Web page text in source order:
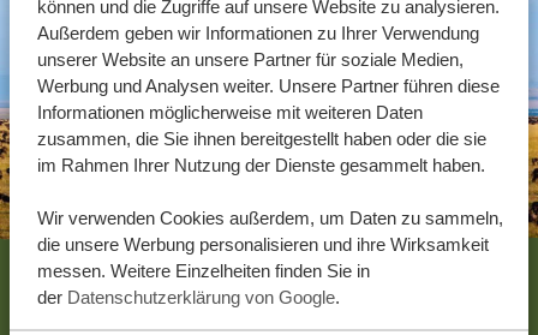
können und die Zugriffe auf unsere Website zu analysieren.
Außerdem geben wir Informationen zu Ihrer Verwendung
unserer Website an unsere Partner für soziale Medien,
Werbung und Analysen weiter. Unsere Partner führen diese
Informationen möglicherweise mit weiteren Daten
zusammen, die Sie ihnen bereitgestellt haben oder die sie
im Rahmen Ihrer Nutzung der Dienste gesammelt haben.
Wir verwenden Cookies außerdem, um Daten zu sammeln,
die unsere Werbung personalisieren und ihre Wirksamkeit
messen. Weitere Einzelheiten finden Sie in
der Datenschutzerklärung von Google.
Footer
UNSERE GÄSTE EMPFEHLEN TANZANIA